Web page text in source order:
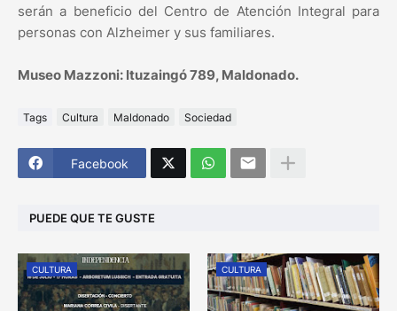
serán a beneficio del Centro de Atención Integral para
personas con Alzheimer y sus familiares.
Museo Mazzoni: Ituzaingó 789, Maldonado.
Tags Cultura Maldonado Sociedad
Facebook
PUEDE QUE TE GUSTE
CULTURA CULTURA